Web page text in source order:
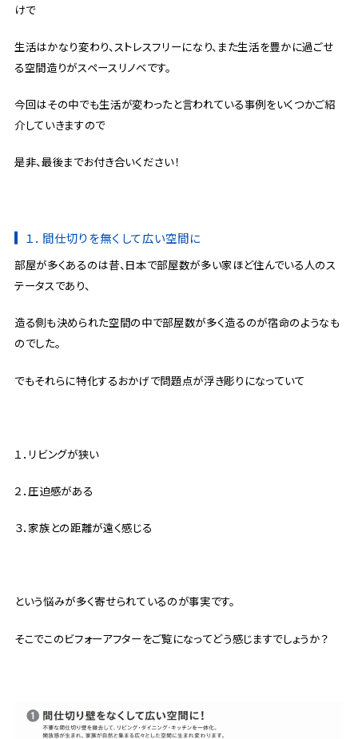
けで
生活はかなり変わり、ストレスフリーになり、また生活を豊かに過ごせ
る空間造りがスペースリノベです。
今回はその中でも生活が変わったと言われている事例をいくつかご紹
介していきますので
是非、最後までお付き合いください！
１．間仕切りを無くして広い空間に
部屋が多くあるのは昔、日本で部屋数が多い家ほど住んでいる人のス
テータスであり、
造る側も決められた空間の中で部屋数が多く造るのが宿命のようなも
のでした。
でもそれらに特化するおかげで問題点が浮き彫りになっていて
１．リビングが狭い
２．圧迫感がある
３．家族との距離が遠く感じる
という悩みが多く寄せられているのが事実です。
そこでこのビフォーアフターをご覧になってどう感じますでしょうか？